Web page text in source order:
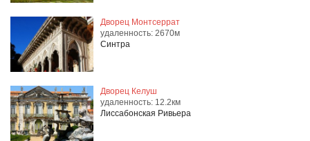
Дворец Монтсеррат
удаленность: 2670м
Синтра
Дворец Келуш
удаленность: 12.2км
Лиссабонская Ривьера